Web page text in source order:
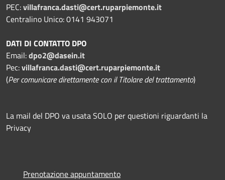
PEC:villafranca.dasti@cert.ruparpiemonte.it
Centralino Unico: 0141 943071
DATI DI CONTATTO DPO
Email:dpo2@dasein.it
Pec:villafranca.dasti@cert.ruparpiemonte.it
(Per comunicare direttamente con il Titolare del trattamento)
La mail del DPO va usata SOLO per questioni riguardanti la
Privacy
Prenotazione appuntamento